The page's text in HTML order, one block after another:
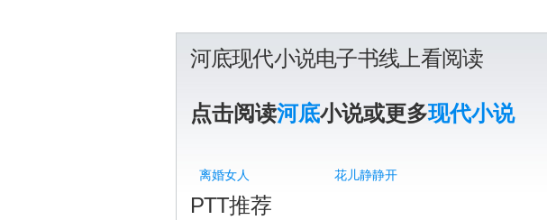
河底现代小说电子书线上看阅读
点击阅读河底小说或更多现代小说
离婚女人 花儿静静开
PTT推荐